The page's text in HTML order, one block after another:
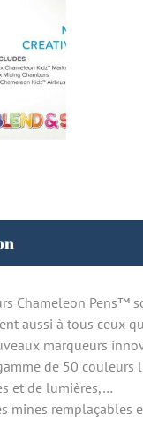
Chameleon Pens™
aussi à tous ceux
marqueurs
de 50
et de lumières,…
mines remplaçables